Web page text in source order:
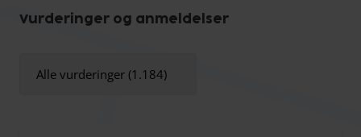
for at sikre alle køretøjers sikkerhed.
TRC Park & Fly er din pålidelige partner, hvis du leder efter
Vurderinger og anmeldelser
Alle vurderinger (1.184)